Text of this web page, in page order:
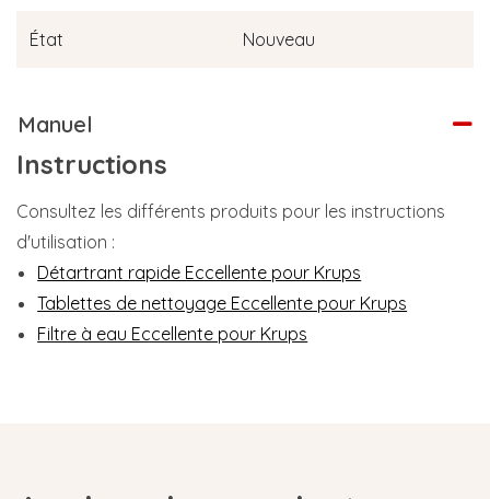
État Nouveau
Manuel
Instructions
Consultez les différents produits pour les instructions
d'utilisation :
Détartrant rapide Eccellente pour Krups
Tablettes de nettoyage Eccellente pour Krups
Filtre à eau Eccellente pour Krups